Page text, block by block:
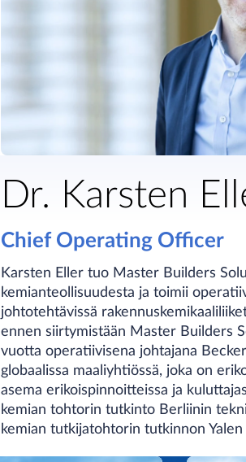
Dr. Karsten
Chief Operating Officer
Karsten Eller tuo Master Builders
kemianteollisuudesta ja toimii
johtotehtävissä
ennen siirtymistään Master Builders
vuotta operatiivisena johtajana
globaalissa maaliyhtiössä, joka on
asema erikoispinnoitteissa ja
kemian tohtorin tutkinto Berliinin
kemian tutkijatohtorin tutkinnon Yalen